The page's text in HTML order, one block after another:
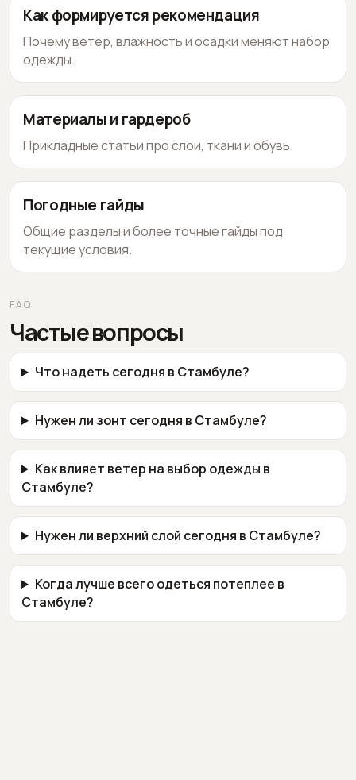
Как формируется рекомендация
Почему ветер, влажность и осадки меняют набор
одежды.
Материалы и гардероб
Прикладные статьи про слои, ткани и обувь.
Погодные гайды
Общие разделы и более точные гайды под
текущие условия.
FAQ
Частые вопросы
Что надеть сегодня в Стамбуле?
Нужен ли зонт сегодня в Стамбуле?
Как влияет ветер на выбор одежды в
Стамбуле?
Нужен ли верхний слой сегодня в Стамбуле?
Когда лучше всего одеться потеплее в
Стамбуле?